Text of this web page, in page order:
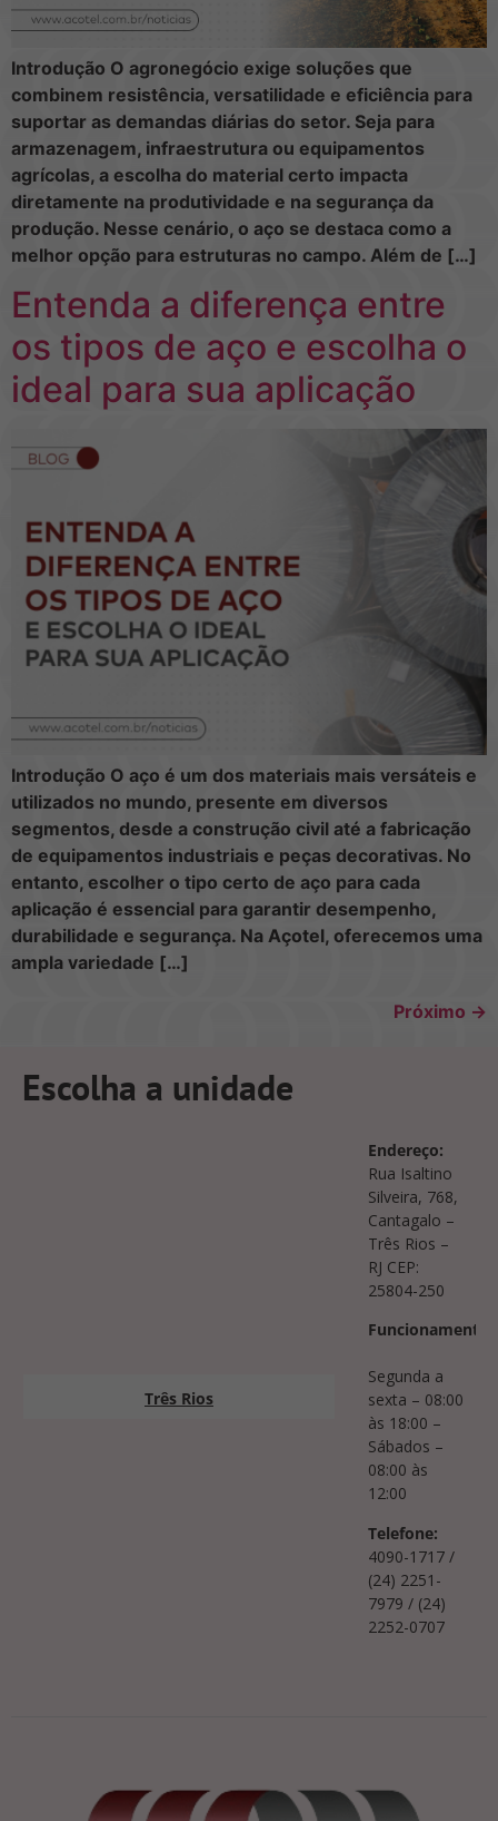
Introdução O agronegócio exige soluções que
combinem resistência, versatilidade e eficiência para
suportar as demandas diárias do setor. Seja para
armazenagem, infraestrutura ou equipamentos
agrícolas, a escolha do material certo impacta
diretamente na produtividade e na segurança da
produção. Nesse cenário, o aço se destaca como a
melhor opção para estruturas no campo. Além de […]
Entenda a diferença entre
os tipos de aço e escolha o
ideal para sua aplicação
Introdução O aço é um dos materiais mais versáteis e
utilizados no mundo, presente em diversos
segmentos, desde a construção civil até a fabricação
de equipamentos industriais e peças decorativas. No
entanto, escolher o tipo certo de aço para cada
aplicação é essencial para garantir desempenho,
durabilidade e segurança. Na Açotel, oferecemos uma
ampla variedade […]
Próximo →
Escolha a unidade
Três Rios
Endereço:
Rua Isaltino
Silveira, 768,
Cantagalo –
Três Rios –
RJ CEP:
25804-250
Funcionamento:
Segunda a
sexta – 08:00
às 18:00 –
Sábados –
08:00 às
12:00
Telefone:
4090-1717 /
(24) 2251-
7979 / (24)
2252-0707